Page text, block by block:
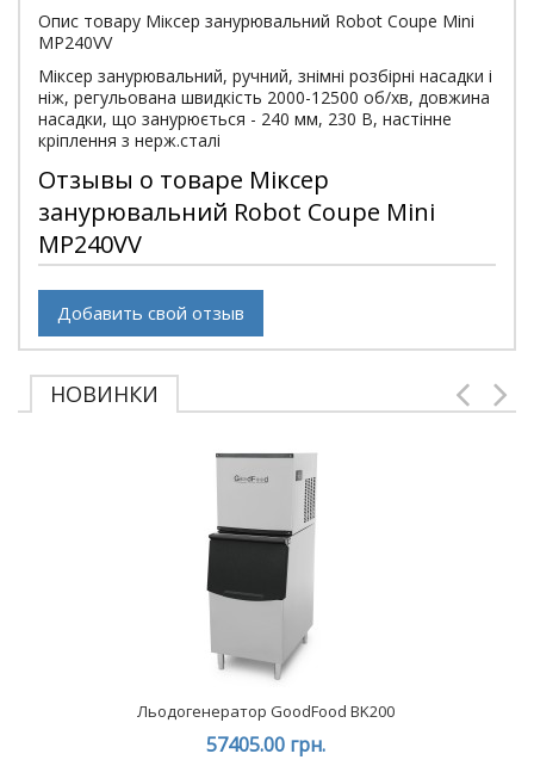
Опис товару Міксер занурювальний Robot Coupe Mini
MP240VV
Міксер занурювальний, ручний, знімні розбірні насадки і
ніж, регульована швидкість 2000-12500 об/хв, довжина
насадки, що занурюється - 240 мм, 230 В, настінне
кріплення з нерж.сталі
Отзывы о товаре Міксер
занурювальний Robot Coupe Mini
MP240VV
Добавить свой отзыв
НОВИНКИ
Льодогенератор GoodFood BK200
57405.00 грн.